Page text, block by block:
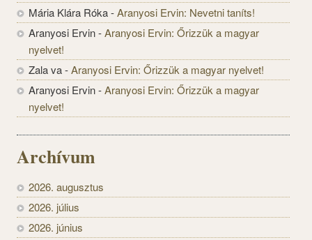
Mária Klára Róka-Aranyosi Ervin: Nevetni taníts!
Aranyosi Ervin-Aranyosi Ervin: Őrizzük a magyar
nyelvet!
Zala va-Aranyosi Ervin: Őrizzük a magyar nyelvet!
Aranyosi Ervin-Aranyosi Ervin: Őrizzük a magyar
nyelvet!
Archívum
2026. augusztus
2026. július
2026. június